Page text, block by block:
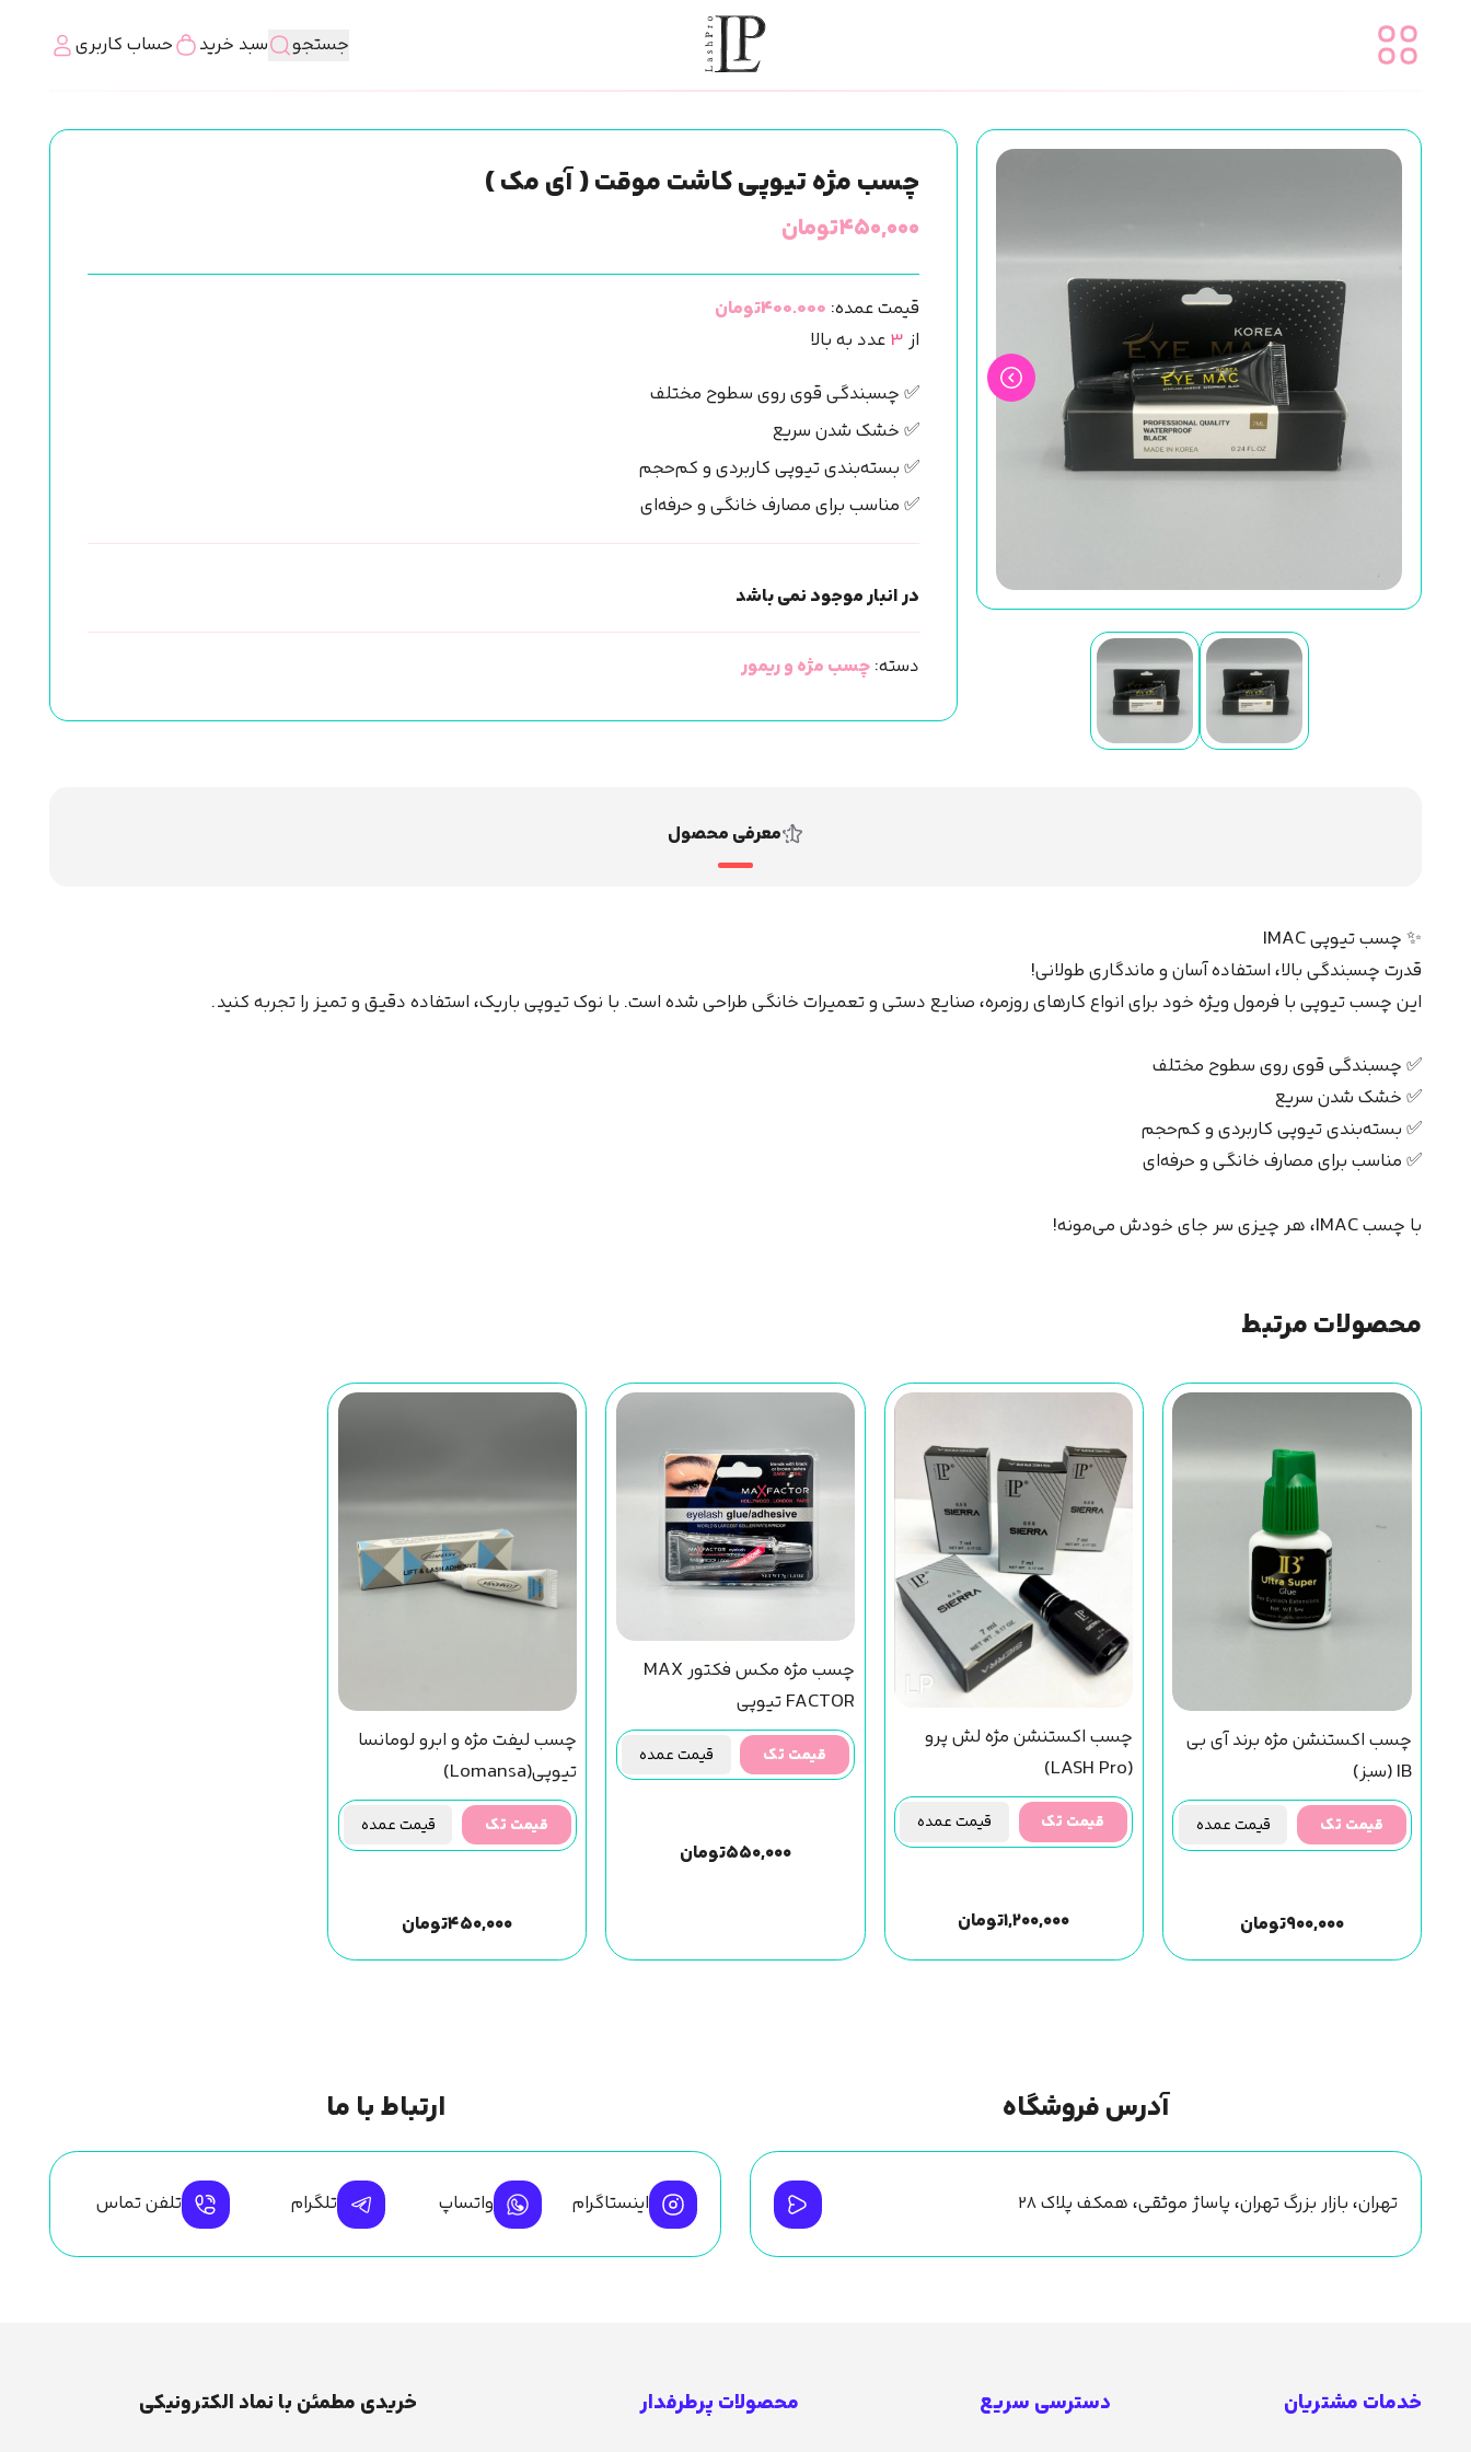
جستجو سبد خرید حساب کاربری
چسب مژه تیوپی کاشت موقت ( آی مک )
۴۵۰,۰۰۰تومان
قیمت عمده: 400.000تومان
از3عدد به بالا
✅ چسبندگی قوی روی سطوح مختلف
✅ خشک شدن سریع
✅ بسته‌بندی تیوپی کاربردی و کم‌حجم
✅ مناسب برای مصارف خانگی و حرفه‌ای
در انبار موجود نمی باشد
دسته:چسب مژه و ریمور
معرفی محصول
✨ چسب تیوپی IMAC
قدرت چسبندگی بالا، استفاده آسان و ماندگاری طولانی!
این چسب تیوپی با فرمول ویژه خود برای انواع کارهای روزمره، صنایع دستی و تعمیرات خانگی طراحی شده است. با نوک تیوپی باریک، استفاده دقیق و تمیز را تجربه کنید.
✅ چسبندگی قوی روی سطوح مختلف
✅ خشک شدن سریع
✅ بسته‌بندی تیوپی کاربردی و کم‌حجم
✅ مناسب برای مصارف خانگی و حرفه‌ای
با چسب IMAC، هر چیزی سر جای خودش می‌مونه!
محصولات مرتبط
چسب اکستنشن مژه برند آی بی
IB (سبز)
قیمت تک قیمت عمده
۹۰۰,۰۰۰تومان
چسب اکستنشن مژه لش پرو
(LASH Pro)
قیمت تک قیمت عمده
۱,۲۰۰,۰۰۰تومان
چسب مژه مکس فکتور MAX
FACTOR تیوپی
قیمت تک قیمت عمده
۵۵۰,۰۰۰تومان
چسب لیفت مژه و ابرو لومانسا
تیوپی(Lomansa)
قیمت تک قیمت عمده
۴۵۰,۰۰۰تومان
آدرس فروشگاه
تهران، بازار بزرگ تهران، پاساژ موثقی، همکف پلاک ۲۸
ارتباط با ما
اینستاگرام واتساپ تلگرام تلفن تماس
خدمات مشتریان دسترسی سریع محصولات پرطرفدار خریدی مطمئن با نماد الکترونیکی